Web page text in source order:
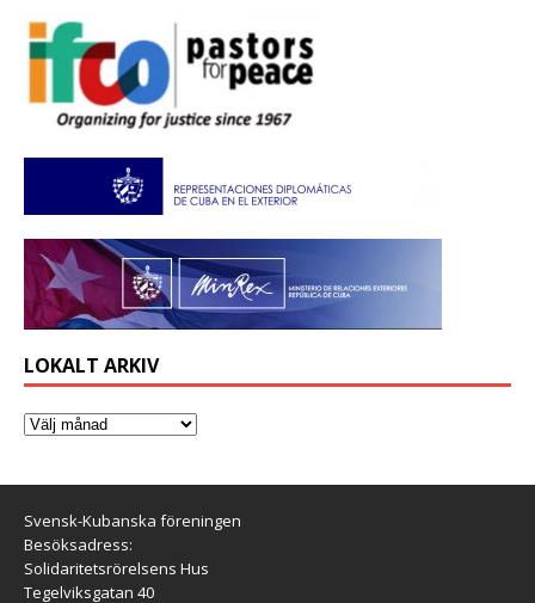
LOKALT ARKIV
Svensk-Kubanska föreningen
Besöksadress:
Solidaritetsrörelsens Hus
Tegelviksgatan 40